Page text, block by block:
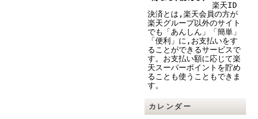
楽天ID
決済とは,楽天会員の方が
楽天グループ以外のサイト
でも「あんしん」「簡単」
「便利」に,お支払いをす
ることができるサービスで
す。お支払い額に応じて楽
天スーパーポイントを貯め
ることも使うこともできま
す。
カレンダー